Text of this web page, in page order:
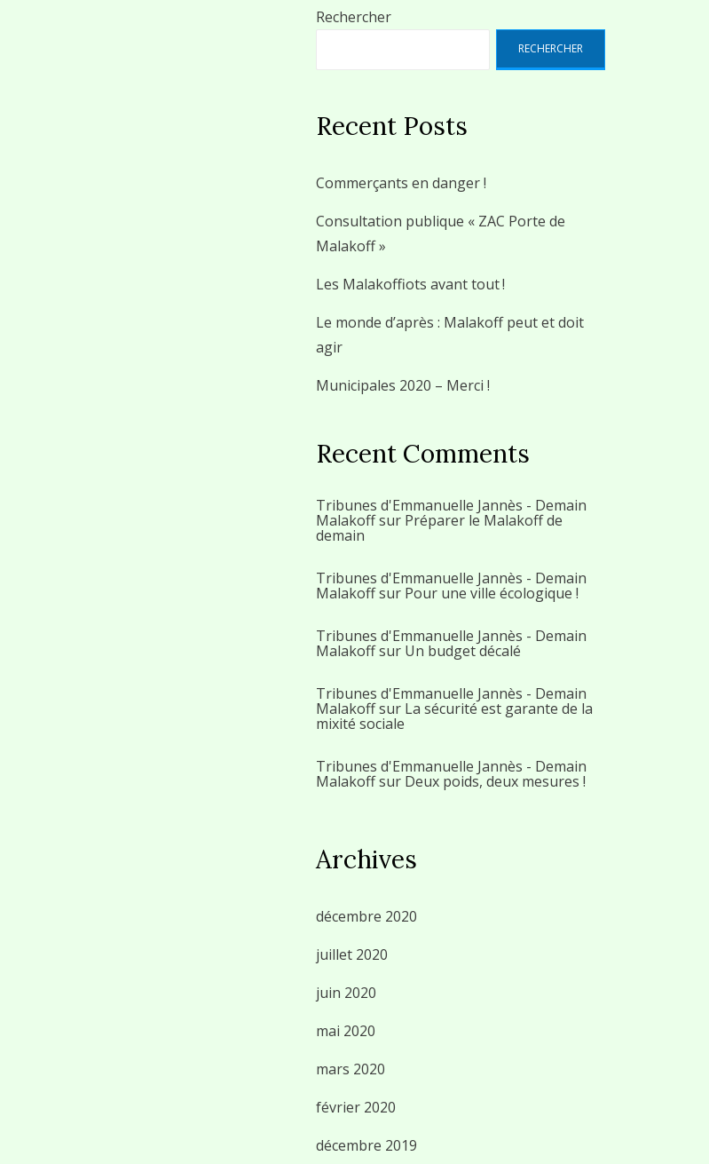
Rechercher
RECHERCHER
Recent Posts
Commerçants en danger !
Consultation publique « ZAC Porte de
Malakoff »
Les Malakoffiots avant tout !
Le monde d’après : Malakoff peut et doit
agir
Municipales 2020 – Merci !
Recent Comments
Tribunes d'Emmanuelle Jannès - Demain
Malakoffsur Préparer le Malakoff de
demain
Tribunes d'Emmanuelle Jannès - Demain
Malakoffsur Pour une ville écologique !
Tribunes d'Emmanuelle Jannès - Demain
Malakoffsur Un budget décalé
Tribunes d'Emmanuelle Jannès - Demain
Malakoffsur La sécurité est garante de la
mixité sociale
Tribunes d'Emmanuelle Jannès - Demain
Malakoffsur Deux poids, deux mesures !
Archives
décembre 2020
juillet 2020
juin 2020
mai 2020
mars 2020
février 2020
décembre 2019